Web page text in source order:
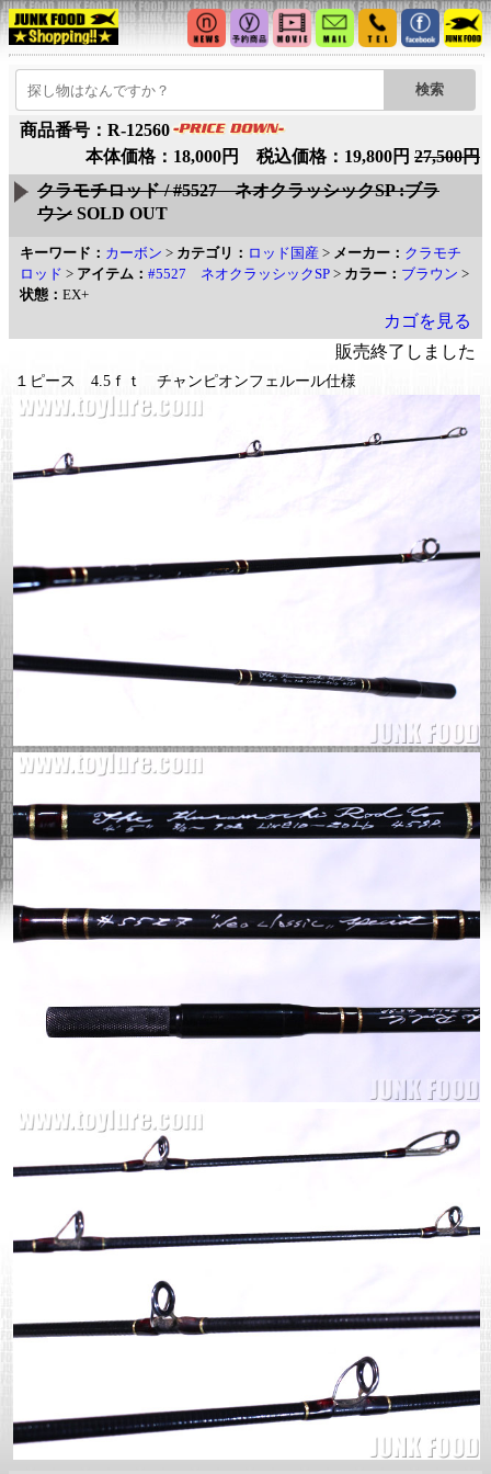
商品番号：R-12560
本体価格：18,000円 税込価格：19,800円 27,500円
クラモチロッド / #5527 ネオクラッシックSP :ブラ
ウン SOLD OUT
キーワード： カーボン > カテゴリ： ロッド国産 > メーカー： クラモチ
ロッド > アイテム： #5527 ネオクラッシックSP > カラー： ブラウン >
状態： EX+
カゴを見る
販売終了しました
１ピース 4.5ｆｔ チャンピオンフェルール仕様